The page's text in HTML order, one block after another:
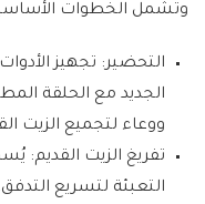
وتشمل الخطوات
التحضير: تجهيز
الجديد مع الحلقة
ووعاء لتجميع الزيت
تفريغ الزيت القديم:
التعبئة لتسريع